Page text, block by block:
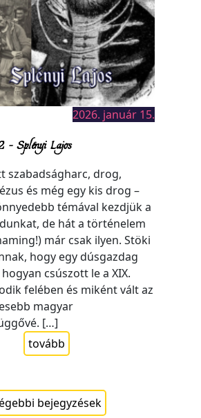
2026. január 15.
Splényi Lajos
szabadságharc, drog,
és még egy kis drog –
témával kezdjük a
de hát a történelem
már csak ilyen. Stöki
hogy egy dúsgazdag
csúszott le a XIX.
felében és miként vált az
magyar
[…]
tovább
Bejegyzés
bejegyzések